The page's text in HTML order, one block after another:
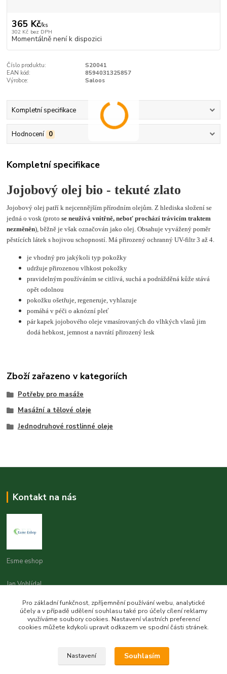
365 Kč/ks
302 Kč bez DPH
Momentálně není k dispozici
Číslo produktu:
S20041
EAN kód:
8594031325857
Výrobce:
Saloos
Kompletní specifikace
Hodnocení 0
Kompletní specifikace
Jojobový olej bio - tekuté zlato
Jojobový olej patří k nejcennějším přírodním olejům. Z hlediska složení se
jedná o vosk (protose neužívá vnitřně, neboť prochází trávicím traktem
nezměněn), běžně je však označován jako olej. Obsahuje vyvážený poměr
pěstících látek s hojivou schopností. Má přirozený ochranný UV-filtr 3 až 4.
je vhodný pro jakýkoli typ pokožky
udržuje přirozenou vlhkost pokožky
pravidelným používáním se citlivá, suchá a podrážděná kůže stává
opět odolnou
pokožku ošetřuje, regeneruje, vyhlazuje
pomáhá v péči o aknózní pleť
pár kapek jojobového oleje vmasírovaných do vlhkých vlasů jim
dodá hebkost, jemnost a navrátí přirozený lesk
Zboží zařazeno v kategoriích
Potřeby pro masáže
Masážní a tělové oleje
Jednodruhové rostlinné oleje
Kontakt na nás
Esme eshop
Jan Vohlídal
8,00 - 20,00
objednavky@esme-eshop.cz
Pro základní funkčnost, zpříjemnění používání webu, analytické
účely a v případě udělení souhlasu také pro účely cílení reklamy
využíváme soubory cookies. Nastavení vlastních preferencí
cookies můžete kdykoli upravit odkazem ve spodní části stránek.
Nastavení Souhlasím